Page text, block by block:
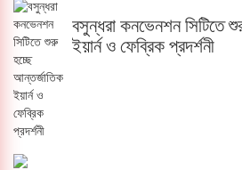
বসুন্ধরা কনভেনশন সিটিতে
ইয়ার্ন ও ফেব্রিক প্রদর্শনী